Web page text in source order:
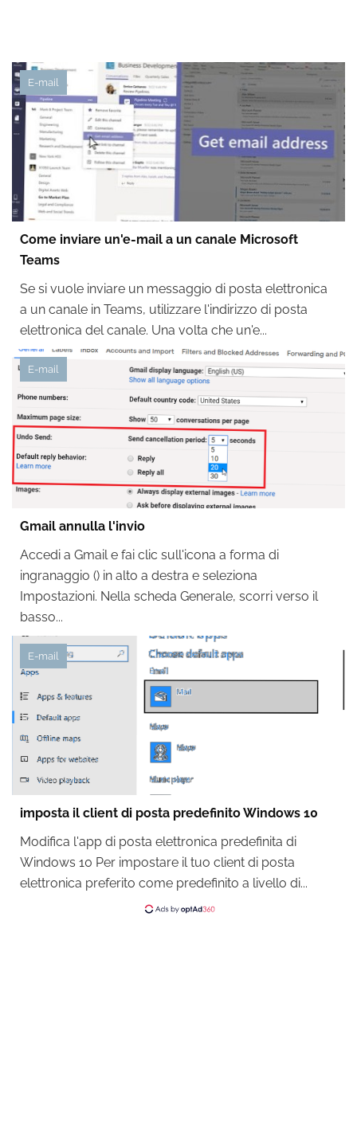
E-mail
Come inviare un'e-mail a un canale Microsoft
Teams
Se si vuole inviare un messaggio di posta elettronica
a un canale in Teams, utilizzare l'indirizzo di posta
elettronica del canale. Una volta che un'e...
E-mail
Gmail annulla l'invio
Accedi a Gmail e fai clic sull'icona a forma di
ingranaggio () in alto a destra e seleziona
Impostazioni. Nella scheda Generale, scorri verso il
basso...
E-mail
imposta il client di posta predefinito Windows 10
Modifica l'app di posta elettronica predefinita di
Windows 10 Per impostare il tuo client di posta
elettronica preferito come predefinito a livello di...